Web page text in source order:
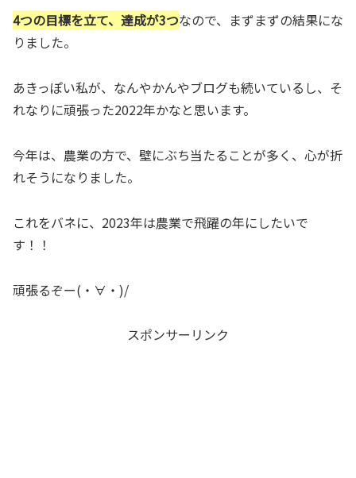
4つの目標を立て、達成が3つなので、まずまずの結果にな
りました。
あきっぽい私が、なんやかんやブログも続いているし、そ
れなりに頑張った2022年かなと思います。
今年は、農業の方で、壁にぶち当たることが多く、心が折
れそうになりました。
これをバネに、2023年は農業で飛躍の年にしたいで
す！！
頑張るぞー(・∀・)/
スポンサーリンク